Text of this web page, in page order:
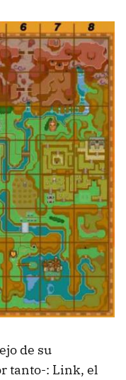
de su
tanto-: Link, el